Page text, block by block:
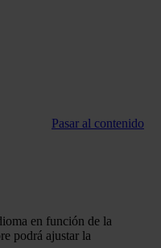
Pasar al contenido
en función de la
podrá ajustar la